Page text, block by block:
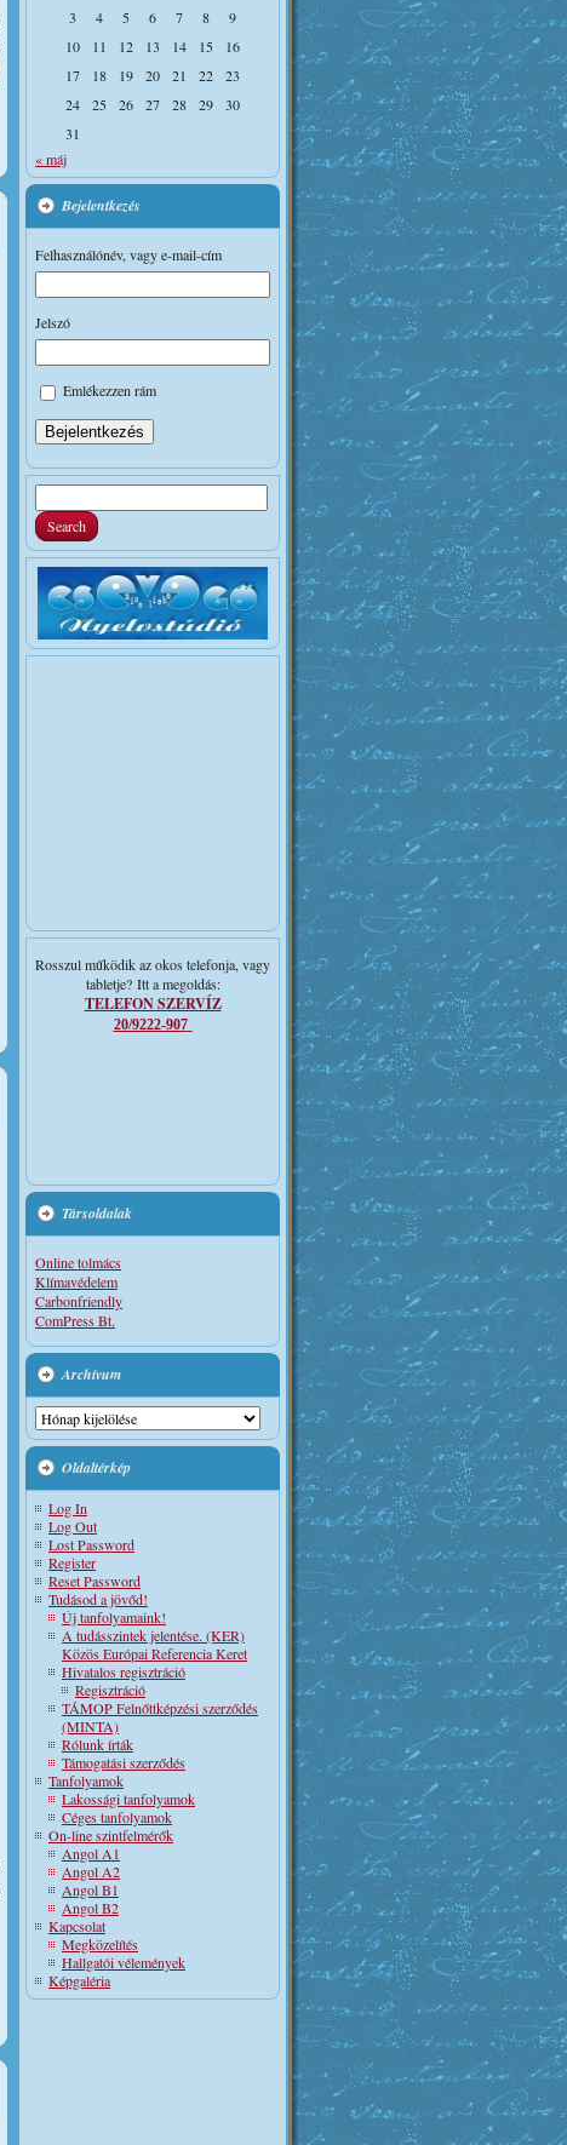
3
4 5 6 7 8
9
10
11 12 13 14 15
16
17
18 19 20 21 22
23
24
25 26 27 28 29
30
31
« máj
Bejelentkezés
Felhasználónév, vagy e-mail-cím
Jelszó
Emlékezzen rám
Bejelentkezés
Rosszul működik az okos telefonja, vagy
tabletje? Itt a megoldás:
TELEFON SZERVÍZ
20/9222-907
Társoldalak
Online tolmács
Klímavédelem
Carbonfriendly
ComPress Bt.
Archívum
Archívum
Oldaltérkép
Log In
Log Out
Lost Password
Register
Reset Password
Tudásod a jövőd!
Új tanfolyamaink!
A tudásszintek jelentése. (KER)
Közös Európai Referencia Keret
Hivatalos regisztráció
Regisztráció
TÁMOP Felnőttképzési szerződés
(MINTA)
Rólunk írták
Támogatási szerződés
Tanfolyamok
Lakossági tanfolyamok
Céges tanfolyamok
On-line szintfelmérők
Angol A1
Angol A2
Angol B1
Angol B2
Kapcsolat
Megközelítés
Hallgatói vélemények
Képgaléria